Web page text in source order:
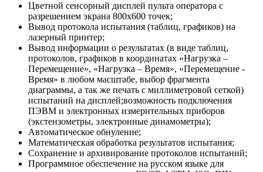
Цветной сенсорный дисплей пульта оператора с
разрешением экрана 800х600 точек;
Вывод протокола испытания (таблиц, графиков) на
лазерный принтер;
Вывод информации о результатах (в виде таблиц,
протоколов, графиков в координатах «Нагрузка –
Перемещение», «Нагрузка – Время», «Перемещение -
Время» в любом масштабе, выбор фрагмента
диаграммы, а так же печать с миллиметровой сеткой)
испытаний на дисплей;возможность подключения
ПЭВМ и электронных измерительных приборов
(экстензометры, электронные динамометры);
Автоматическое обнуление;
Математическая обработка результатов испытания;
Сохранение и архивирование протоколов испытаний;
Программное обеспечение на русском языке для